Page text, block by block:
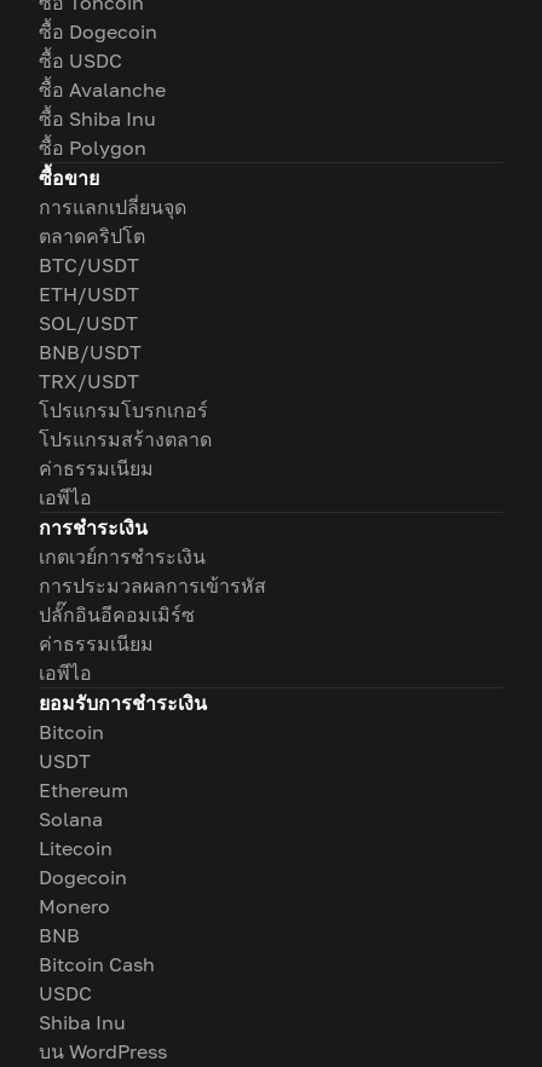
ซื้อ Dogecoin
ซื้อ USDC
ซื้อ Avalanche
ซื้อ Shiba Inu
ซื้อ Polygon
ซื้อขาย
การแลกเปลี่ยนจุด
ตลาดคริปโต
BTC/USDT
ETH/USDT
SOL/USDT
BNB/USDT
TRX/USDT
โปรแกรมโบรกเกอร์
โปรแกรมสร้างตลาด
ค่าธรรมเนียม
เอพีไอ
การชำระเงิน
เกตเวย์การชำระเงิน
การประมวลผลการเข้ารหัส
ปลั๊กอินอีคอมเมิร์ซ
ค่าธรรมเนียม
เอพีไอ
ยอมรับการชำระเงิน
Bitcoin
USDT
Ethereum
Solana
Litecoin
Dogecoin
Monero
BNB
Bitcoin Cash
USDC
Shiba Inu
บน WordPress